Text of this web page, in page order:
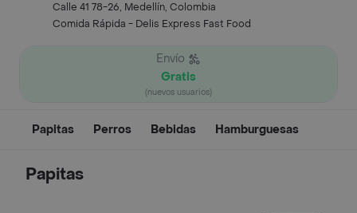
Calle 41 78-26, Medellín, Colombia
Comida Rápida - Delis Express Fast Food
Envío
Gratis
(nuevos usuarios)
Papitas Perros Bebidas Hamburguesas
Papitas